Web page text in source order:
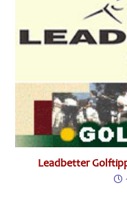
Leadbetter